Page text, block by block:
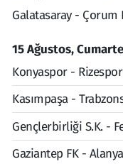
Galatasaray - Çorum
15 Ağustos,
Konyaspor - Rizespor
Kasımpaşa -
Gençlerbirliği S.K. -
Gaziantep FK -